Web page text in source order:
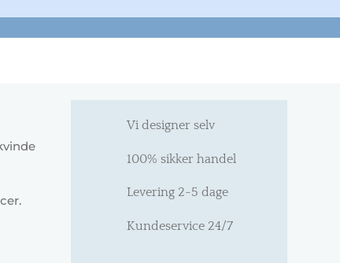
Vi designer selv
100% sikker handel
Levering 2-5 dage
Kundeservice 24/7